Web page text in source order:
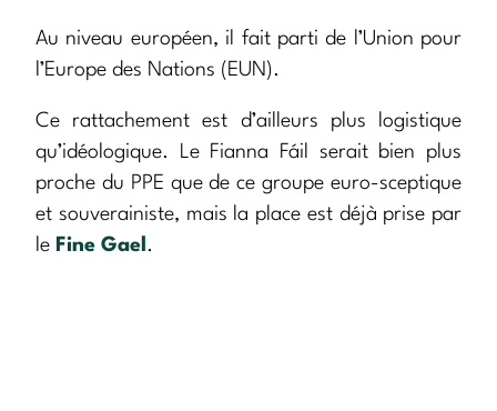
Au niveau européen, il fait parti de l’Union pour
l’Europe des Nations (EUN).
Ce rattachement est d’ailleurs plus logistique
qu’idéologique. Le Fianna Fáil serait bien plus
proche du PPE que de ce groupe euro-sceptique
et souverainiste, mais la place est déjà prise par
le Fine Gael .